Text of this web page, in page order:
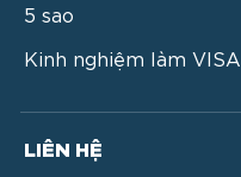
5 sao
Kinh nghiệm làm VISA
LIÊN HỆ